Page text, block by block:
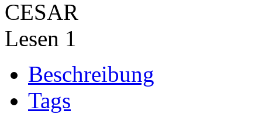
Beschreibung
Tags